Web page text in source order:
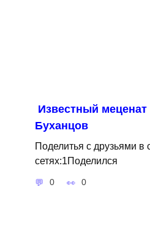
Известный меценат
Буханцов
Поделитья с друзьями в
сетях:1Поделился
0 0